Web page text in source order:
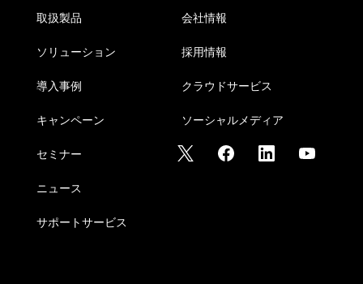
取扱製品
ソリューション
導入事例
キャンペーン
セミナー
ニュース
サポートサービス
会社情報
採用情報
クラウドサービス
ソーシャルメディア